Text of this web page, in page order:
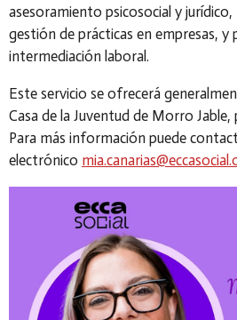
asesoramiento psicosocial y
gestión de prácticas en empresas, y
intermediación laboral.
Este servicio se ofrecerá
Casa de la Juventud de Morro Jable,
Para más información puede
electrónico